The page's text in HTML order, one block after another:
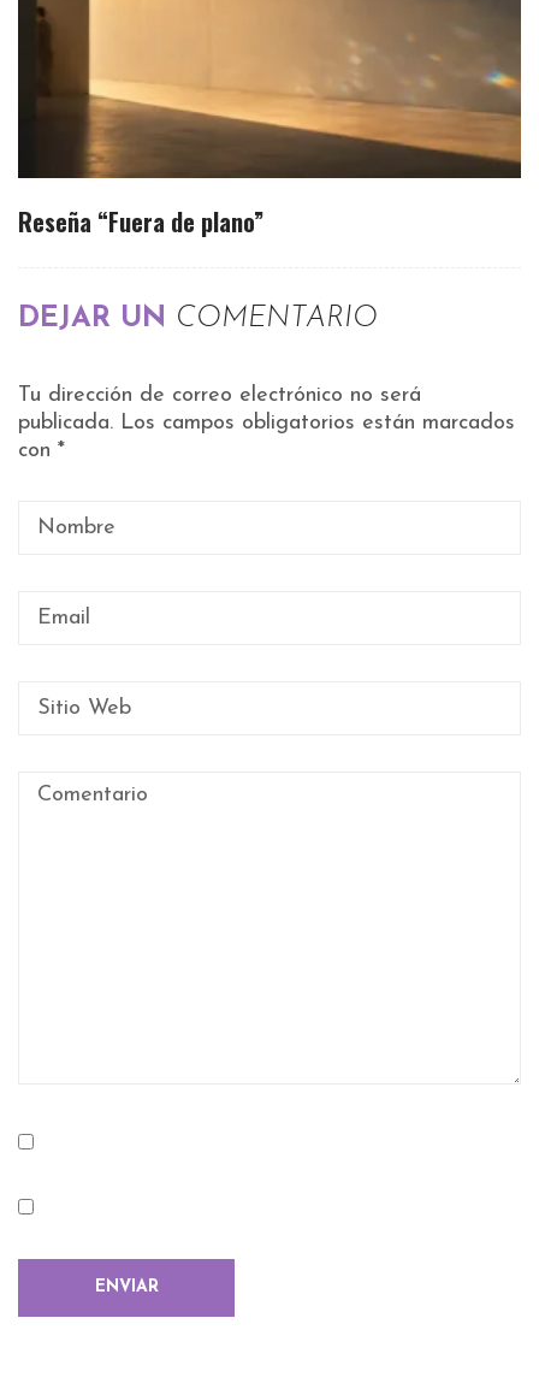
Reseña “Fuera de plano”
DEJAR UN COMENTARIO
Tu dirección de correo electrónico no será
publicada. Los campos obligatorios están marcados
con *